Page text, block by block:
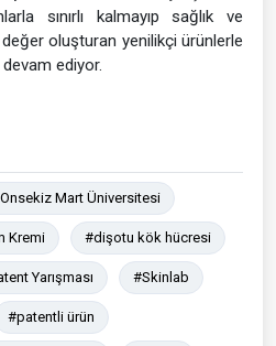
sınırlı kalmayıp sağlık ve
oluşturan yenilikçi ürünlerle
ediyor.
Mart Üniversitesi
Kremi #dişotu kök hücresi
Yarışması #Skinlab
#patentli ürün